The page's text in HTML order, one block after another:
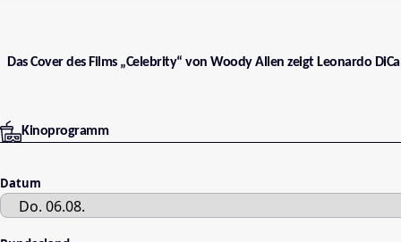
Das Cover des Films „Celebrity“ von Woody Allen zeigt Leonardo
Kinoprogramm
Datum